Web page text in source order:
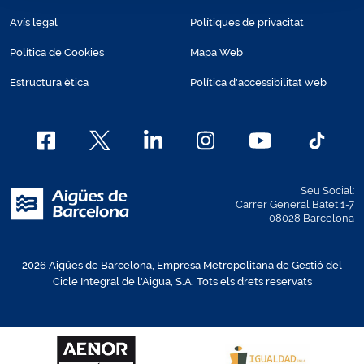
Avís legal
Política de Cookies
Estructura ètica
Polítiques de privacitat
Mapa Web
Política d'accessibilitat web
Seu Social:
Carrer General Batet 1-7
08028 Barcelona
2026 Aigües de Barcelona, Empresa Metropolitana de Gestió del
Cicle Integral de l'Aigua, S.A. Tots els drets reservats